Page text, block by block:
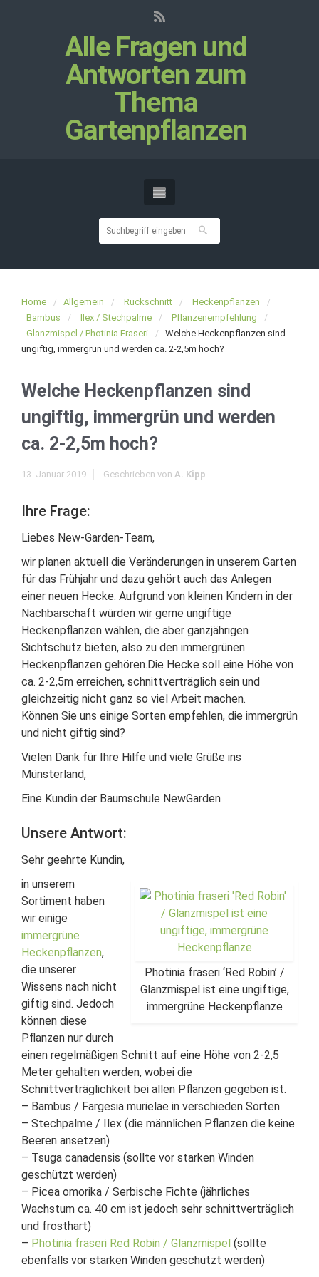
Alle Fragen und
Antworten zum
Thema
Gartenpflanzen
Home Allgemein Rückschnitt
Heckenpflanzen
Bambus
Ilex / Stechpalme
Pflanzenempfehlung
Glanzmispel / Photinia Fraseri
Welche Heckenpflanzen sind
ungiftig, immergrün und werden ca. 2-2,5m hoch?
Welche Heckenpflanzen sind
ungiftig, immergrün und werden
ca. 2-2,5m hoch?
13. Januar 2019 Geschrieben von A. Kipp
Ihre Frage:
Liebes New-Garden-Team,
wir planen aktuell die Veränderungen in unserem Garten
für das Frühjahr und dazu gehört auch das Anlegen
einer neuen Hecke. Aufgrund von kleinen Kindern in der
Nachbarschaft würden wir gerne ungiftige
Heckenpflanzen wählen, die aber ganzjährigen
Sichtschutz bieten, also zu den immergrünen
Heckenpflanzen gehören.Die Hecke soll eine Höhe von
ca. 2-2,5m erreichen, schnittverträglich sein und
gleichzeitig nicht ganz so viel Arbeit machen.
Können Sie uns einige Sorten empfehlen, die immergrün
und nicht giftig sind?
Vielen Dank für Ihre Hilfe und viele Grüße ins
Münsterland,
Eine Kundin der Baumschule NewGarden
Unsere Antwort:
Sehr geehrte Kundin,
Photinia fraseri ‘Red Robin’ /
Glanzmispel ist eine ungiftige,
immergrüne Heckenpflanze
in unserem
Sortiment haben
wir einige
immergrüne
Heckenpflanzen,
die unserer
Wissens nach nicht
giftig sind. Jedoch
können diese
Pflanzen nur durch
einen regelmäßigen Schnitt auf eine Höhe von 2-2,5
Meter gehalten werden, wobei die
Schnittverträglichkeit bei allen Pflanzen gegeben ist.
– Bambus / Fargesia murielae in verschieden Sorten
– Stechpalme / Ilex (die männlichen Pflanzen die keine
Beeren ansetzen)
– Tsuga canadensis (sollte vor starken Winden
geschützt werden)
– Picea omorika / Serbische Fichte (jährliches
Wachstum ca. 40 cm ist jedoch sehr schnittverträglich
und frosthart)
– Photinia fraseri Red Robin / Glanzmispel (sollte
ebenfalls vor starken Winden geschützt werden)